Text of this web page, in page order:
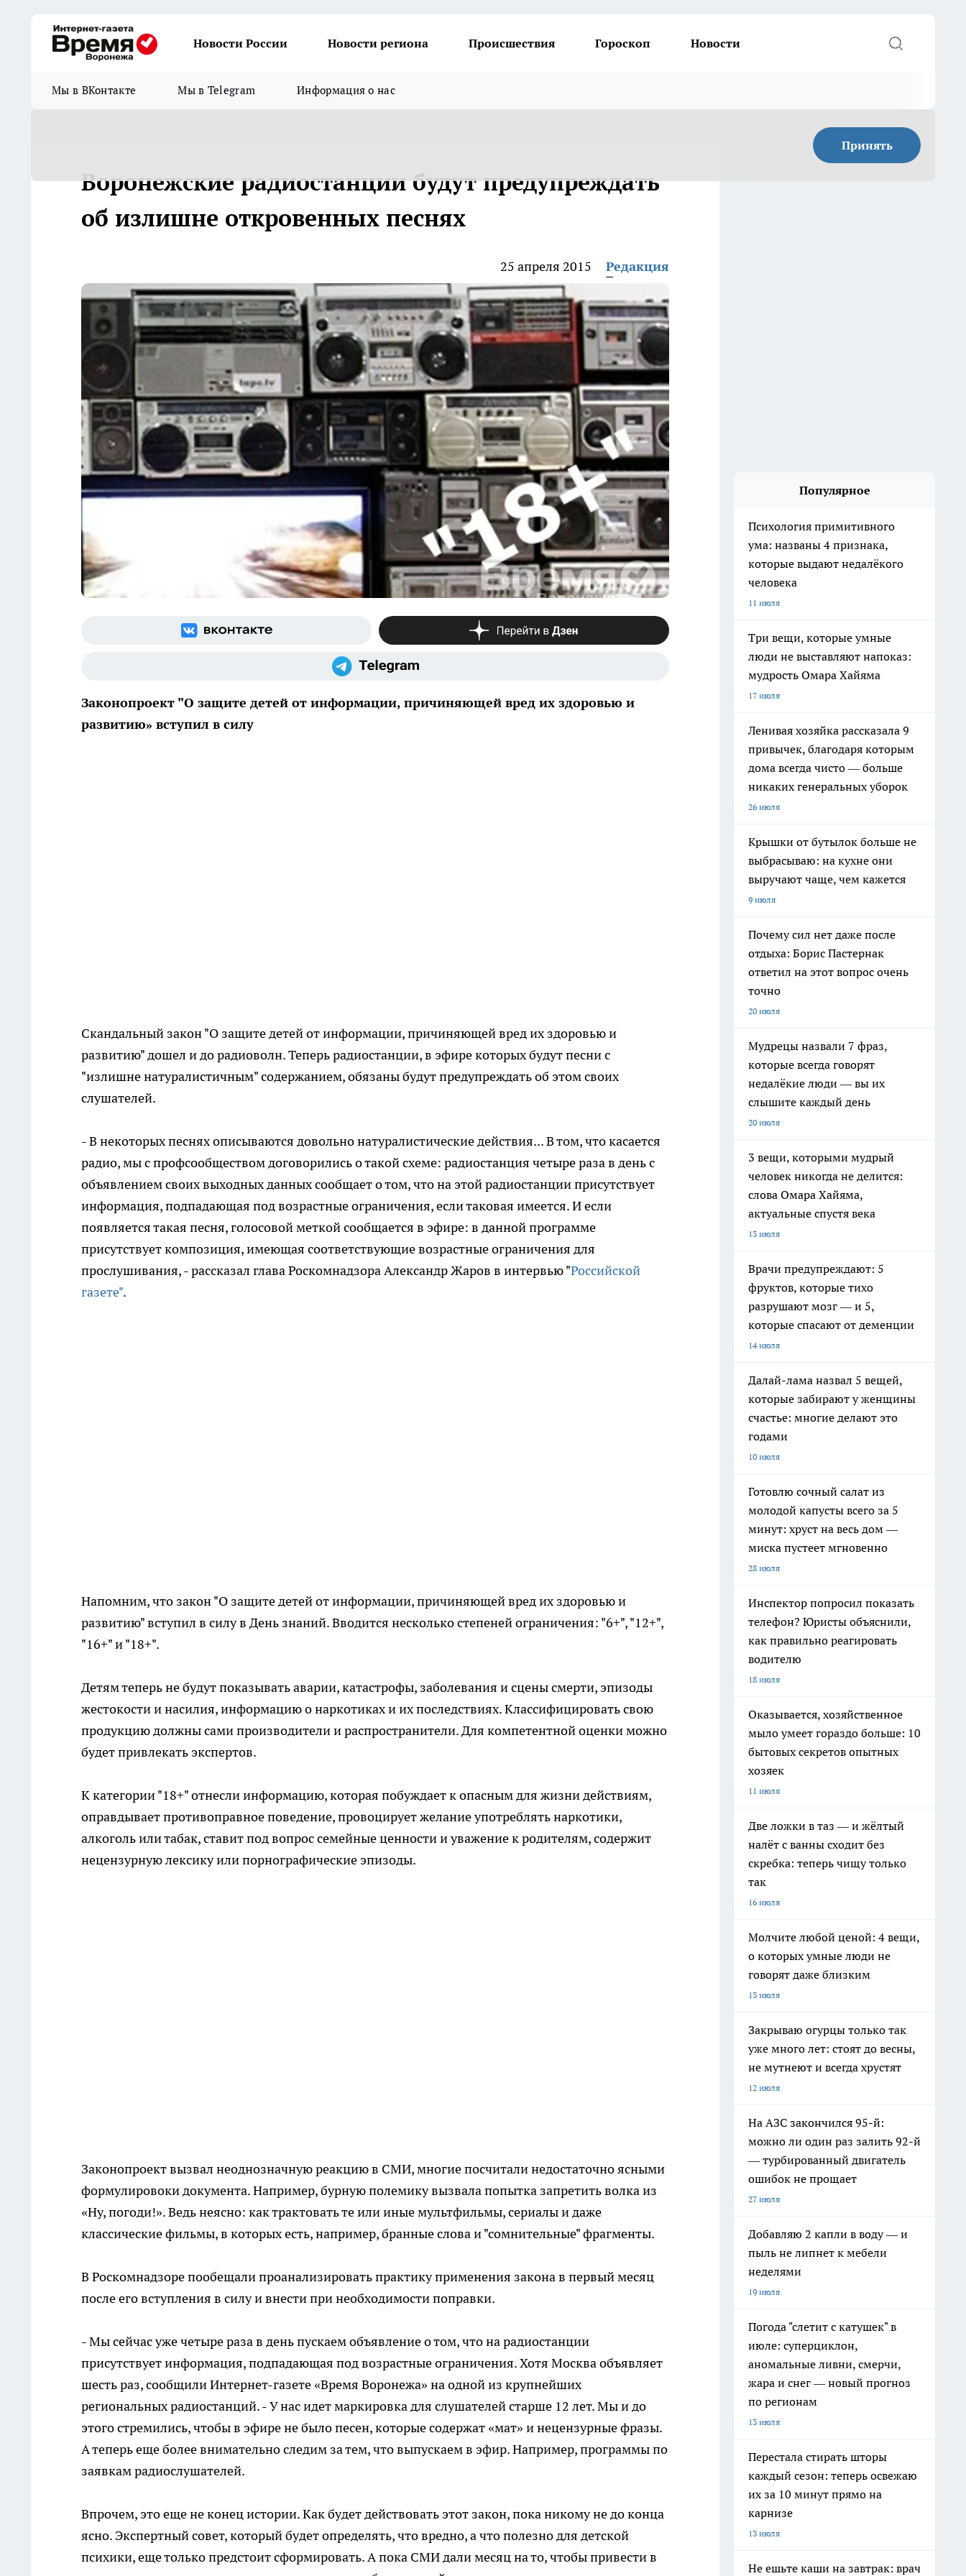
Новости России Новости региона Происшествия Гороскоп Новости
Мы в ВКонтакте Мы в Telegram Информация о нас
Принять
Воронежские радиостанции будут предупреждать
об излишне откровенных песнях
25 апреля 2015 Редакция
Законопроект "О защите детей от информации, причиняющей вред их здоровью и
развитию» вступил в силу
Скандальный закон "О защите детей от информации, причиняющей вред их здоровью и
развитию" дошел и до радиоволн. Теперь радиостанции, в эфире которых будут песни с
"излишне натуралистичным" содержанием, обязаны будут предупреждать об этом своих
слушателей.
- В некоторых песнях описываются довольно натуралистические действия... В том, что касается
радио, мы с профсообществом договорились о такой схеме: радиостанция четыре раза в день с
объявлением своих выходных данных сообщает о том, что на этой радиостанции присутствует
информация, подпадающая под возрастные ограничения, если таковая имеется. И если
появляется такая песня, голосовой меткой сообщается в эфире: в данной программе
присутствует композиция, имеющая соответствующие возрастные ограничения для
прослушивания, - рассказал глава Роскомнадзора Александр Жаров в интервью "Российской
газете".
Напомним, что закон "О защите детей от информации, причиняющей вред их здоровью и
развитию" вступил в силу в День знаний. Вводится несколько степеней ограничения: "6+", "12+",
"16+" и "18+".
Детям теперь не будут показывать аварии, катастрофы, заболевания и сцены смерти, эпизоды
жестокости и насилия, информацию о наркотиках и их последствиях. Классифицировать свою
продукцию должны сами производители и распространители. Для компетентной оценки можно
будет привлекать экспертов.
К категории "18+" отнесли информацию, которая побуждает к опасным для жизни действиям,
оправдывает противоправное поведение, провоцирует желание употреблять наркотики,
алкоголь или табак, ставит под вопрос семейные ценности и уважение к родителям, содержит
нецензурную лексику или порнографические эпизоды.
Законопроект вызвал неоднозначную реакцию в СМИ, многие посчитали недостаточно ясными
формулировоки документа. Например, бурную полемику вызвала попытка запретить волка из
«Ну, погоди!». Ведь неясно: как трактовать те или иные мультфильмы, сериалы и даже
классические фильмы, в которых есть, например, бранные слова и "сомнительные" фрагменты.
В Роскомнадзоре пообещали проанализировать практику применения закона в первый месяц
после его вступления в силу и внести при необходимости поправки.
- Мы сейчас уже четыре раза в день пускаем объявление о том, что на радиостанции
присутствует информация, подпадающая под возрастные ограничения. Хотя Москва объявляет
шесть раз, сообщили Интернет-газете «Время Воронежа» на одной из крупнейших
региональных радиостанций. - У нас идет маркировка для слушателей старше 12 лет. Мы и до
этого стремились, чтобы в эфире не было песен, которые содержат «мат» и нецензурные фразы.
А теперь еще более внимательно следим за тем, что выпускаем в эфир. Например, программы по
заявкам радиослушателей.
Впрочем, это еще не конец истории. Как будет действовать этот закон, пока никому не до конца
ясно. Экспертный совет, который будет определять, что вредно, а что полезно для детской
психики, еще только предстоит сформировать. А пока СМИ дали месяц на то, чтобы привести в
Популярное
Психология примитивного
ума: названы 4 признака,
которые выдают недалёкого
человека
11 июля
Три вещи, которые умные
люди не выставляют напоказ:
мудрость Омара Хайяма
17 июля
Ленивая хозяйка рассказала 9
привычек, благодаря которым
дома всегда чисто — больше
никаких генеральных уборок
26 июля
Крышки от бутылок больше не
выбрасываю: на кухне они
выручают чаще, чем кажется
9 июля
Почему сил нет даже после
отдыха: Борис Пастернак
ответил на этот вопрос очень
точно
20 июля
Мудрецы назвали 7 фраз,
которые всегда говорят
недалёкие люди — вы их
слышите каждый день
20 июля
3 вещи, которыми мудрый
человек никогда не делится:
слова Омара Хайяма,
актуальные спустя века
13 июля
Врачи предупреждают: 5
фруктов, которые тихо
разрушают мозг — и 5,
которые спасают от деменции
14 июля
Далай-лама назвал 5 вещей,
которые забирают у женщины
счастье: многие делают это
годами
10 июля
Готовлю сочный салат из
молодой капусты всего за 5
минут: хруст на весь дом —
миска пустеет мгновенно
28 июля
Инспектор попросил показать
телефон? Юристы объяснили,
как правильно реагировать
водителю
18 июля
Оказывается, хозяйственное
мыло умеет гораздо больше: 10
бытовых секретов опытных
хозяек
11 июля
Две ложки в таз — и жёлтый
налёт с ванны сходит без
скребка: теперь чищу только
так
16 июля
Молчите любой ценой: 4 вещи,
о которых умные люди не
говорят даже близким
13 июля
Закрываю огурцы только так
уже много лет: стоят до весны,
не мутнеют и всегда хрустят
12 июля
На АЗС закончился 95-й:
можно ли один раз залить 92-й
— турбированный двигатель
ошибок не прощает
27 июля
Добавляю 2 капли в воду — и
пыль не липнет к мебели
неделями
19 июля
Погода "слетит с катушек" в
июле: суперциклон,
аномальные ливни, смерчи,
жара и снег — новый прогноз
по регионам
13 июля
Перестала стирать шторы
каждый сезон: теперь освежаю
их за 10 минут прямо на
карнизе
13 июля
Не ешьте каши на завтрак: врач